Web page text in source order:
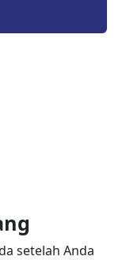
setelah Anda